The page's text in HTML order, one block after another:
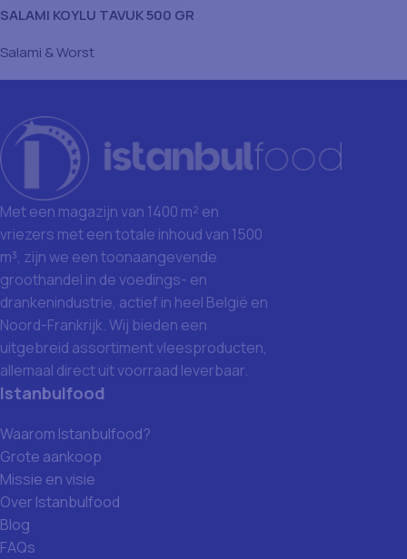
SALAMI KOYLU TAVUK 500 GR
Salami & Worst
Met een magazijn van 1400 m² en
vriezers met een totale inhoud van 1500
m³, zijn we een toonaangevende
groothandel in de voedings- en
drankenindustrie, actief in heel België en
Noord-Frankrijk. Wij bieden een
uitgebreid assortiment vleesproducten,
allemaal direct uit voorraad leverbaar.
Istanbulfood
Waarom Istanbulfood?
Grote aankoop
Missie en visie
Over Istanbulfood
Blog
FAQs